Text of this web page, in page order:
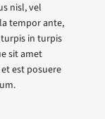
nisl, vel
tempor ante,
in turpis
sit amet
est posuere